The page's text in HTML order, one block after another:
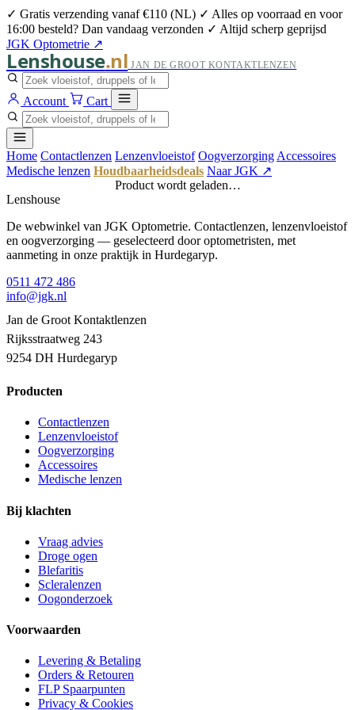
✓ Gratis verzending vanaf €110 (NL) ✓ Alles op voorraad en voor
16:00 besteld? Dan vandaag verzonden ✓ Altijd scherp geprijsd
JGK Optometrie ↗
Lenshouse.nl JAN DE GROOT KONTAKTLENZEN
Account Cart
Home Contactlenzen Lenzenvloeistof Oogverzorging Accessoires
Medische lenzen Houdbaarheidsdeals Naar JGK ↗
Product wordt geladen…
Lenshouse
De webwinkel van JGK Optometrie. Contactlenzen, lenzenvloeistof
en oogverzorging — geselecteerd door optometristen, met
aanmeting in onze praktijk in Hurdegaryp.
0511 472 486
info@jgk.nl
Jan de Groot Kontaktlenzen
Rijksstraatweg 243
9254 DH Hurdegaryp
Producten
Contactlenzen
Lenzenvloeistof
Oogverzorging
Accessoires
Medische lenzen
Bij klachten
Vraag advies
Droge ogen
Blefaritis
Scleralenzen
Oogonderzoek
Voorwaarden
Levering & Betaling
Orders & Retouren
FLP Spaarpunten
Privacy & Cookies